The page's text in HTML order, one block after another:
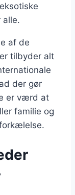
alle.
af de
tilbyder alt
der gør
er værd at
familie og